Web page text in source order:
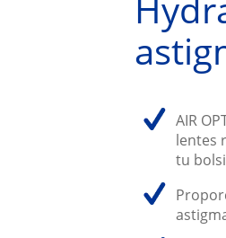
AIR
lentes
tu